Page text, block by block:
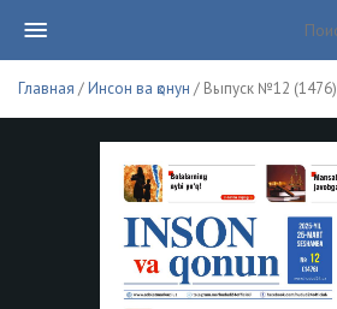
Главная /Инсон ва қонун / Выпуск №12 (1476)